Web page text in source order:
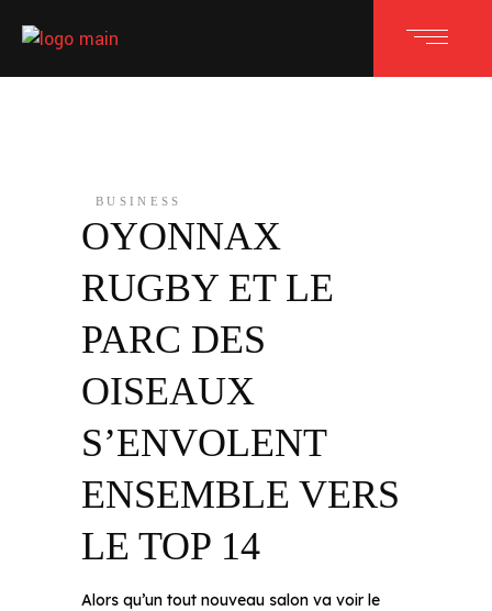
BUSINESS
OYONNAX
RUGBY ET LE
PARC DES
OISEAUX
S’ENVOLENT
ENSEMBLE VERS
LE TOP 14
Alors qu’un tout nouveau salon va voir le